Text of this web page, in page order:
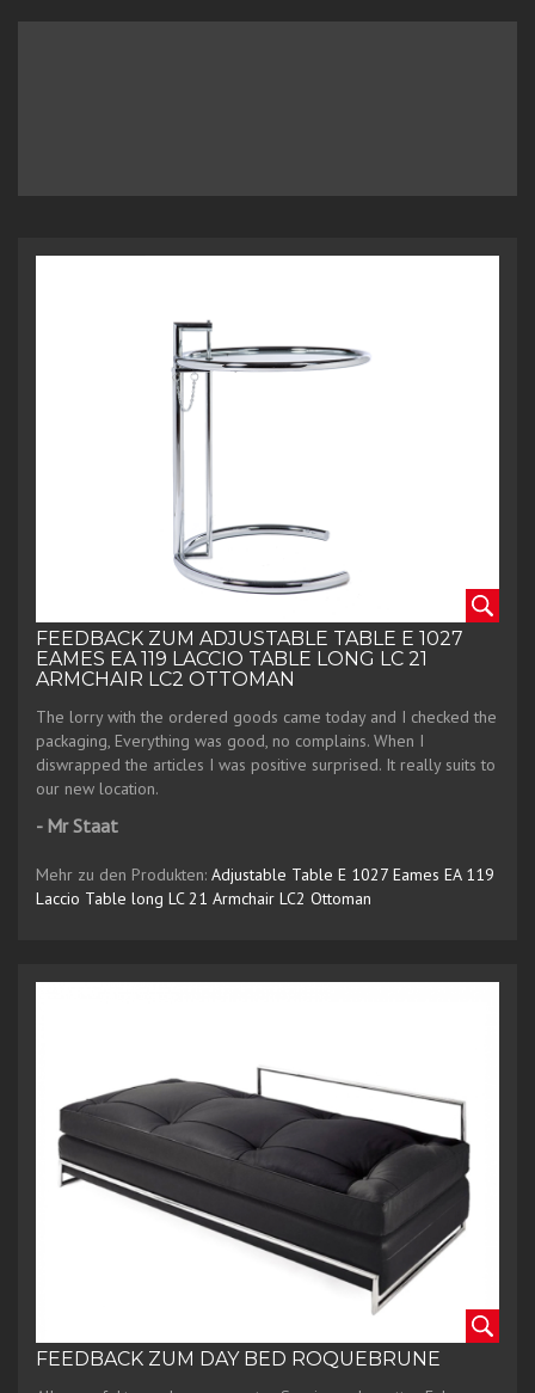
FEEDBACK ZUM ADJUSTABLE TABLE E 1027
EAMES EA 119 LACCIO TABLE LONG LC 21
ARMCHAIR LC2 OTTOMAN
The lorry with the ordered goods came today and I checked the
packaging, Everything was good, no complains. When I
diswrapped the articles I was positive surprised. It really suits to
our new location.
- Mr Staat
Mehr zu den Produkten: Adjustable Table E 1027 Eames EA 119
Laccio Table long LC 21 Armchair LC2 Ottoman
FEEDBACK ZUM DAY BED ROQUEBRUNE